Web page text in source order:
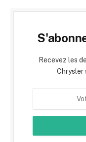
Recevez les
Chrysler